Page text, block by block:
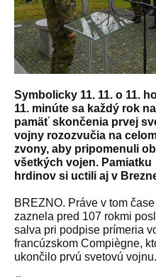
Symbolicky 11. 11. o 11.
11. minúte sa každý rok na
pamäť skončenia prvej
vojny rozozvučia na
zvony, aby pripomenuli
všetkých vojen. Pamiatku
hrdinov si uctili aj v
BREZNO. Práve v tom čase
zaznela pred 107 rokmi
salva pri podpise prímeria
francúzskom Compiègne,
ukončilo prvú svetovú vojnu.